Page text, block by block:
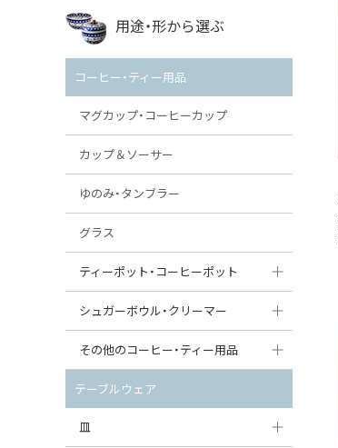
ミレナ
ボレス
用途・形から選ぶ
コーヒー・ティー用品
マグカップ・コーヒーカップ
カップ＆ソーサー
ゆのみ・タンブラー
グラス
ティーポット・コーヒーポット
ティーポット
コーヒーポット
シュガーボウル・クリーマー
シュガーボウル
クリーマー
その他のコーヒー・ティー用品
ポットウォーマー
ピッチャー
テーブルウェア
皿